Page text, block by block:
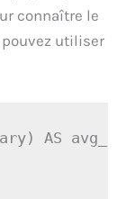
connaître le
utiliser
AS